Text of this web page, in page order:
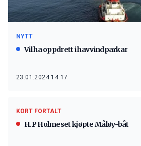
NYTT
Vil ha oppdrett i havvindparkar
23.01.2024 14:17
KORT FORTALT
H.P Holmeset kjøpte Måløy-båt